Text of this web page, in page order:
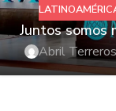
Juntos somos
Abril Terreros